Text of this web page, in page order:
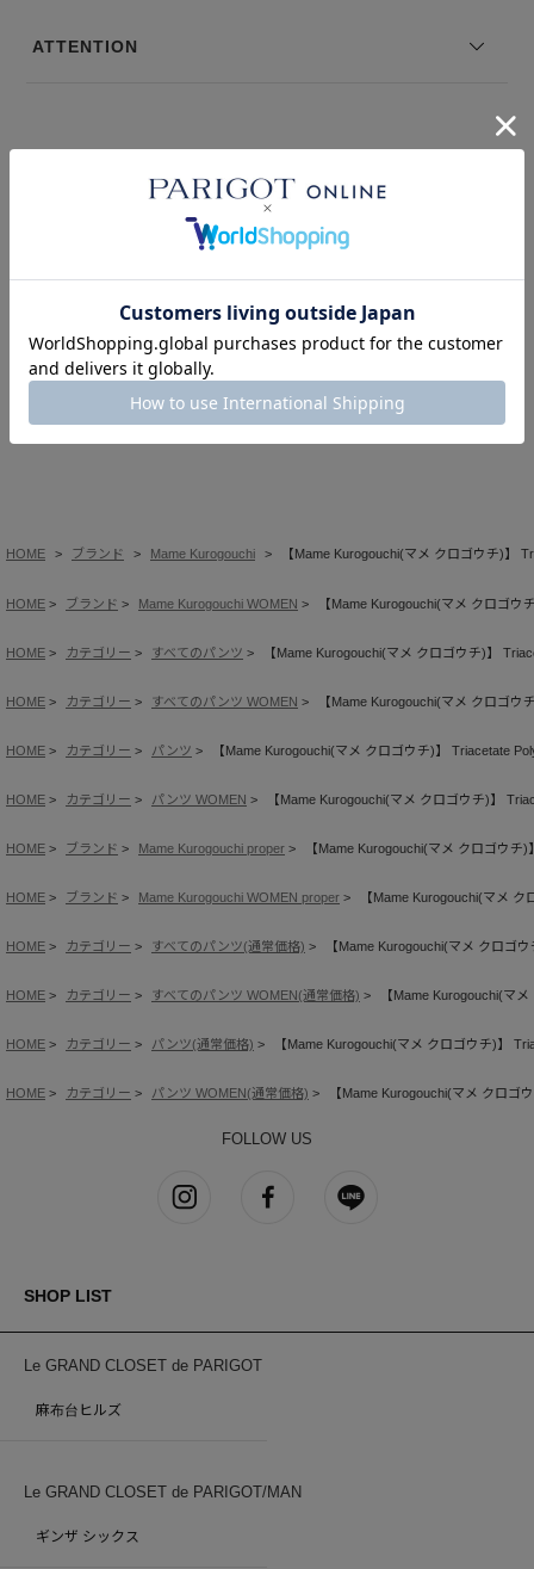
ATTENTION
このアイテムを見た人はこの商品もチェックしています
HOME ブランド Mame Kurogouchi 【Mame Kurogouchi(マメ クロゴウチ)】
HOME ブランド Mame Kurogouchi WOMEN 【Mame Kurogouchi(マメ クロゴ
HOME カテゴリー すべてのパンツ 【Mame Kurogouchi(マメ クロゴウチ)】
HOME カテゴリー すべてのパンツ WOMEN 【Mame Kurogouchi(マメ クロゴ
HOME カテゴリー パンツ 【Mame Kurogouchi(マメ クロゴウチ)】 Triacetate
HOME カテゴリー パンツ WOMEN 【Mame Kurogouchi(マメ クロゴウチ)】
HOME ブランド Mame Kurogouchi proper 【Mame Kurogouchi(マメ クロゴウ
HOME ブランド Mame Kurogouchi WOMEN proper 【Mame Kurogouchi(マメ
HOME カテゴリー すべてのパンツ(通常価格) 【Mame Kurogouchi(マメ クロゴ
HOME カテゴリー すべてのパンツ WOMEN(通常価格) 【Mame Kurogouchi(マ
HOME カテゴリー パンツ(通常価格) 【Mame Kurogouchi(マメ クロゴウチ)】
HOME カテゴリー パンツ WOMEN(通常価格) 【Mame Kurogouchi(マメ クロゴ
FOLLOW US
SHOP LIST
Le GRAND CLOSET de PARIGOT
麻布台ヒルズ
Le GRAND CLOSET de PARIGOT/MAN
ギンザ シックス